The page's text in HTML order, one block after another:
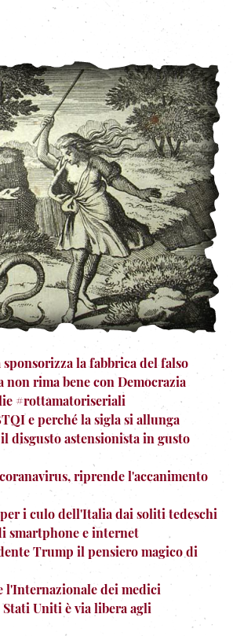
la fabbrica del falso
non rima bene con Democrazia
#rottamatoriseriali
e perché la sigla si allunga
disgusto astensionista in gusto
riprende l'accanimento
i culo dell'Italia dai soliti tedeschi
smartphone e internet
Trump il pensiero magico di
l'Internazionale dei medici
Uniti è via libera agli